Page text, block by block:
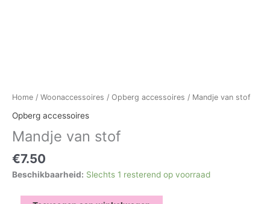
Home / Woonaccessoires / Opberg accessoires / Mandje van stof
Opberg accessoires
Mandje van stof
€7.50
Beschikbaarheid: Slechts 1 resterend op voorraad
Mandje